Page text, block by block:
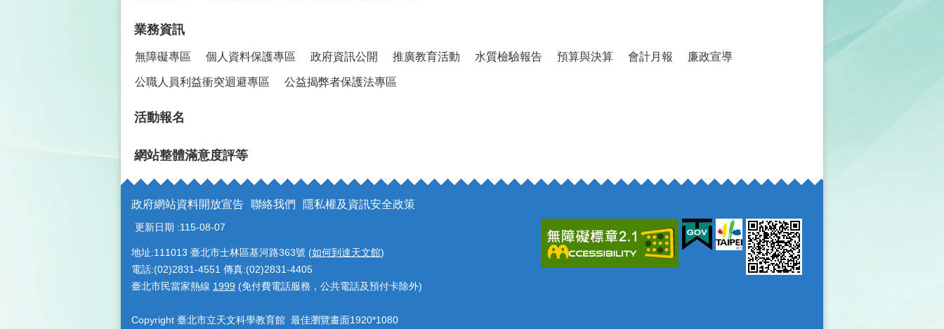
業務資訊
無障礙專區 個人資料保護專區 政府資訊公開 推廣教育活動 水質檢驗報告 預算與決算 會計月報 廉政宣導
公職人員利益衝突迴避專區 公益揭弊者保護法專區
活動報名
網站整體滿意度評等
政府網站資料開放宣告 聯絡我們 隱私權及資訊安全政策
更新日期 115-08-07
地址:111013 臺北市士林區基河路363號 (如何到達天文館)
電話:(02)2831-4551 傳真:(02)2831-4405
臺北市民當家熱線 1999 (免付費電話服務，公共電話及預付卡除外)
Copyright 臺北市立天文科學教育館 最佳瀏覽畫面1920*1080